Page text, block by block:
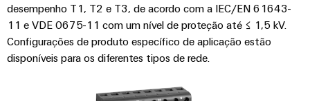
desempenho T1, T2 e T3, de acordo com a IEC/EN 61643-
11 e VDE 0675-11 com um nível de proteção até ≤ 1,5 kV.
Configurações de produto específico de aplicação estão
disponíveis para os diferentes tipos de rede.